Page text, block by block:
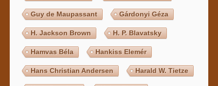
Guy de Maupassant Gárdonyi Géza
H. Jackson Brown H. P. Blavatsky
Hamvas Béla Hankiss Elemér
Hans Christian Andersen Harald W. Tietze